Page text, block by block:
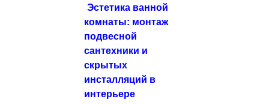
Эстетика ванной
комнаты: монтаж
подвесной
сантехники и
скрытых
инсталляций в
интерьере